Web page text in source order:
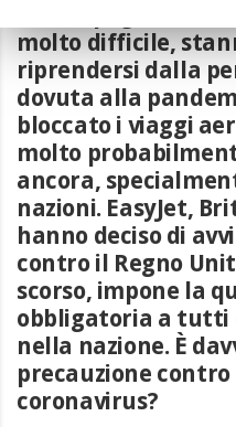
Le compagnie
molto difficile,
riprendersi dalla
dovuta alla
bloccato i viaggi
molto
ancora,
nazioni. EasyJet,
hanno deciso di
contro il Regno
scorso, impone la
obbligatoria a tutti
nella nazione. È
precauzione
coronavirus?